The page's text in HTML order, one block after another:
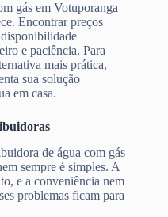
gás em Votuporanga
Encontrar preços
e paciência. Para
mais prática,
sua solução
em casa.
de água com gás
sempre é simples. A
e a conveniência nem
problemas ficam para